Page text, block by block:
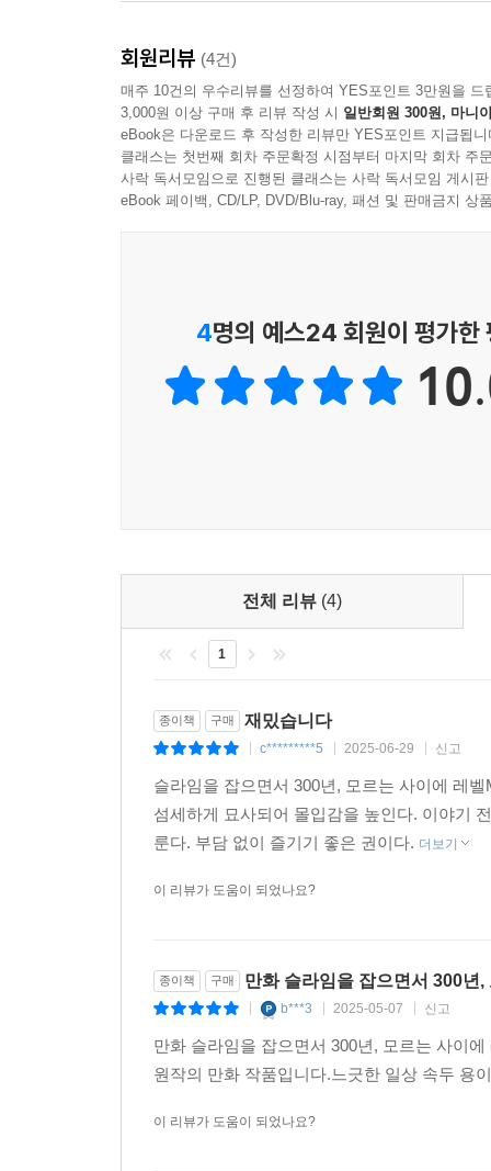
회원리뷰 (4건)
매주 10건의 우수리뷰를 선정하여 YES포인트 3만원을 드
3,000원 이상 구매 후 리뷰 작성 시 일반회원 300원, 마니
eBook은 다운로드 후 작성한 리뷰만 YES포인트 지급됩니
클래스는 첫번째 회차 주문확정 시점부터 마지막 회차 주
사락 독서모임으로 진행된 클래스는 사락 독서모임 게시
eBook 페이백, CD/LP, DVD/Blu-ray, 패션 및 판매금지 상
4명의 예스24 회원이 평가한
전체 리뷰 (4)
1
종이책 구매 재밌습니다
c*********5 2025-06-29 신고
슬라임을 잡으면서 300년, 모르는 사이에 레
섬세하게 묘사되어 몰입감을 높인다. 이야기
룬다. 부담 없이 즐기기 좋은 권이다. 더보기
이 리뷰가 도움이 되었나요?
종이책 구매 만화 슬라임을 잡으면서 300년
b***3 2025-05-07 신고
만화 슬라임을 잡으면서 300년, 모르는 사이
원작의 만화 작품입니다.느긋한 일상 속두 용
이 리뷰가 도움이 되었나요?